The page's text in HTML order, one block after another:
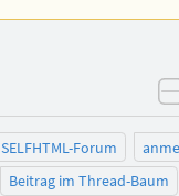
SELFHTML-Forum
Beitrag im Thread-Baum